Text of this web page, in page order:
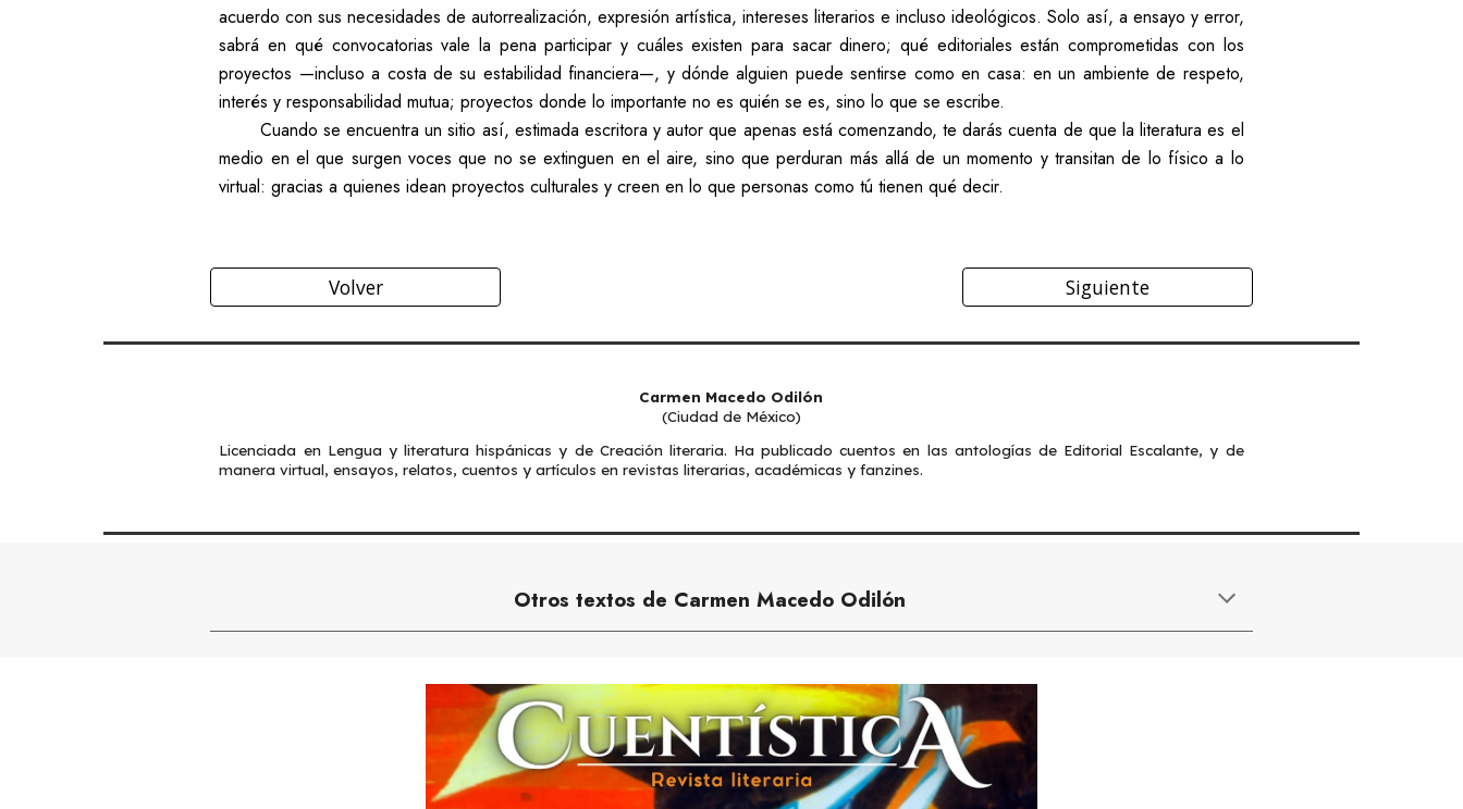
acuerdo con sus necesidades de autorrealización, expresión artística, intereses literarios e incluso ideológicos. Solo así, a ensayo y error,
sabrá en qué convocatorias vale la pena participar y cuáles existen para sacar dinero; qué editoriales están comprometidas con los
proyectos —incluso a costa de su estabilidad financiera—, y dónde alguien puede sentirse como en casa: en un ambiente de respeto,
interés y responsabilidad mutua; proyectos donde lo importante no es quién se es, sino lo que se escribe.
Cuando se encuentra un sitio así, estimada escritora y autor que apenas está comenzando, te darás cuenta de que la literatura es el
medio en el que surgen voces que no se extinguen en el aire, sino que perduran más allá de un momento y transitan de lo físico a lo
virtual: gracias a quienes idean proyectos culturales y creen en lo que personas como tú tienen qué decir.
Volver Siguiente
Carmen Macedo Odilón
(Ciudad de México)
Licenciada en Lengua y literatura hispánicas y de Creación literaria. Ha publicado cuentos en las antologías de Editorial Escalante, y de
manera virtual, ensayos, relatos, cuentos y artículos en revistas literarias, académicas y fanzines.
Otros textos de Carmen Macedo Odilón